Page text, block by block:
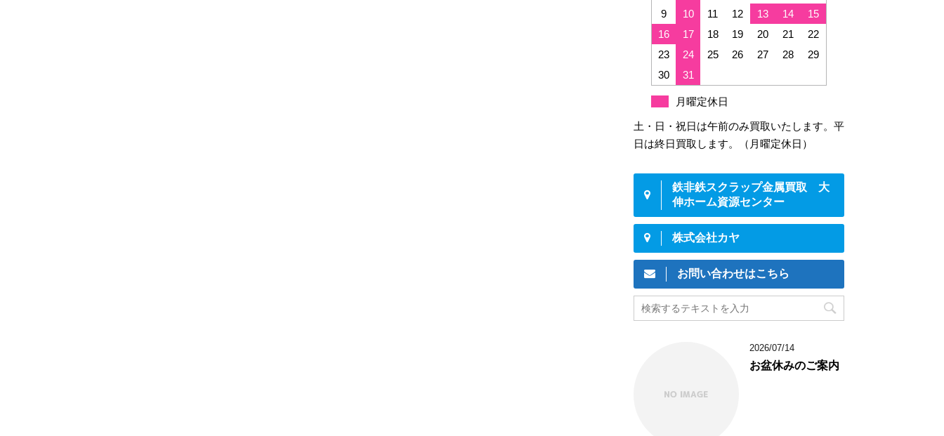
9
10 11 12 13 14
15
16
17 18 19 20 21
22
23
24 25 26 27 28
29
30
31
月曜定休日
土・日・祝日は午前のみ買取いたします。平
日は終日買取します。（月曜定休日）
鉄非鉄スクラップ金属買取 大
伸ホーム資源センター
株式会社カヤ
お問い合わせはこちら
2026/07/14
お盆休みのご案内